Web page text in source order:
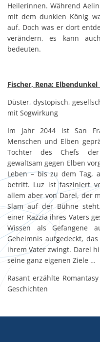
Heilerinnen. Während
mit dem dunklen König
auf. Doch was er dort
verändern, es kann
bedeuten.
Fischer, Rena:
Düster, dystopisch,
mit Sogwirkung
Im Jahr 2044 ist San
Menschen und Elben
Tochter des Chefs der
gewaltsam gegen Elben
Leben – bis zu dem Tag,
betritt. Luz ist fasziniert
allem aber von Darel, der
Slam auf der Bühne
einer Razzia ihres Vaters
Wissen als Gefangene
Geheimnis aufgedeckt,
ihrem Vater zwingt. Darel
seine ganz eigenen Ziele …
Rasant erzählte
Geschichten